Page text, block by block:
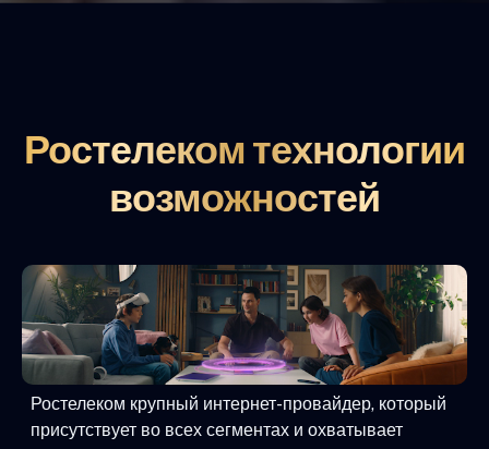
Ростелеком технологии
возможностей
Ростелеком крупный интернет-провайдер, который
присутствует во всех сегментах и охватывает